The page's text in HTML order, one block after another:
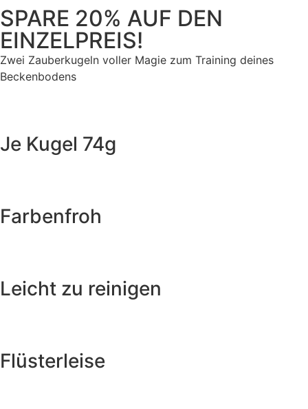
SPARE 20% AUF DEN
EINZELPREIS!
Zwei Zauberkugeln voller Magie zum Training deines
Beckenbodens
Je Kugel 74g
Farbenfroh
Leicht zu reinigen
Flüsterleise